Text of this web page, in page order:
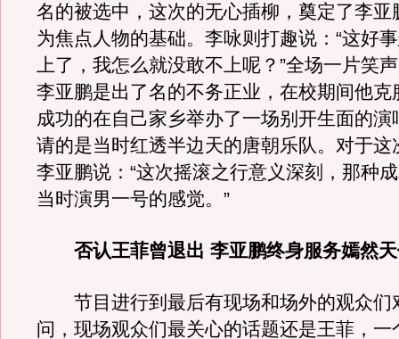
名的被选中，这次的无心插柳，奠定了李亚
为焦点人物的基础。李咏则打趣说：“这好
上了，我怎么就没敢不上呢？”全场一片笑
李亚鹏是出了名的不务正业，在校期间他克
成功的在自己家乡举办了一场别开生面的演
请的是当时红透半边天的唐朝乐队。对于这
李亚鹏说：“这次摇滚之行意义深刻，那种
当时演男一号的感觉。”
否认王菲曾退出 李亚鹏终身服务嫣然
节目进行到最后有现场和场外的观众们
问，现场观众们最关心的话题还是王菲，一